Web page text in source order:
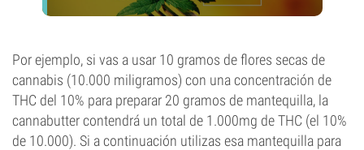
Por ejemplo, si vas a usar 10 gramos de flores secas de
cannabis (10.000 miligramos) con una concentración de
THC del 10% para preparar 20 gramos de mantequilla, la
cannabutter contendrá un total de 1.000mg de THC (el 10%
de 10.000). Si a continuación utilizas esa mantequilla para